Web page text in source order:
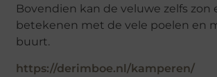
Bovendien kan de veluwe zelfs zon
betekenen met de vele poelen en
buurt.
https://derimboe.nl/kamperen/